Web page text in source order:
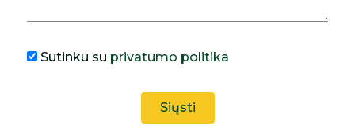
Sutinku su privatumo politika